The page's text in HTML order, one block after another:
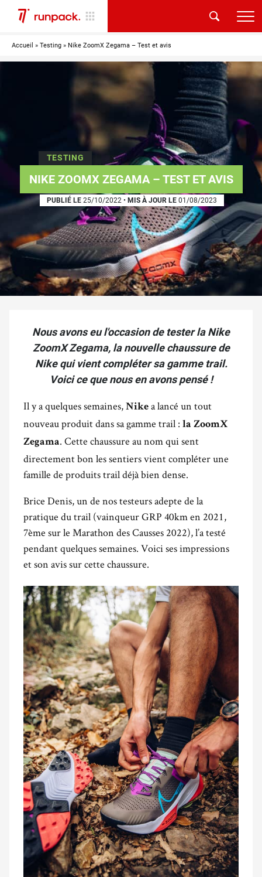
Accueil » Testing » Nike ZoomX Zegama – Test et avis
TESTING
NIKE ZOOMX ZEGAMA – TEST ET AVIS
PUBLIÉ LE25/10/2022 • MIS À JOUR LE01/08/2023
Nous avons eu l'occasion de tester la Nike
ZoomX Zegama, la nouvelle chaussure de
Nike qui vient compléter sa gamme trail.
Voici ce que nous en avons pensé !
Il y a quelques semaines, Nike a lancé un tout
nouveau produit dans sa gamme trail : la ZoomX
Zegama. Cette chaussure au nom qui sent
directement bon les sentiers vient compléter une
famille de produits trail déjà bien dense.
Brice Denis, un de nos testeurs adepte de la
pratique du trail (vainqueur GRP 40km en 2021,
7ème sur le Marathon des Causses 2022), l’a testé
pendant quelques semaines. Voici ses impressions
et son avis sur cette chaussure.